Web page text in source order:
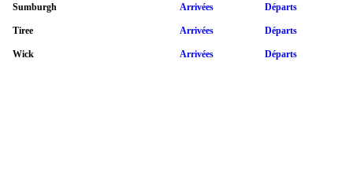
Sumburgh Arrivées Départs
Tiree Arrivées Départs
Wick Arrivées Départs